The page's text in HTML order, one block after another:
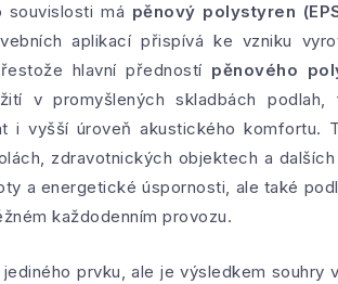
souvislosti má pěnový polystyren
aplikací přispívá ke vzniku
hlavní předností pěnového
v promyšlených skladbách
i vyšší úroveň akustického komfortu.
zdravotnických objektech a
a energetické úspornosti, ale také
každodenním provozu.
prvku, ale je výsledkem souhry